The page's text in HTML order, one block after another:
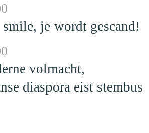
je wordt gescand!
volmacht,
diaspora eist stembus